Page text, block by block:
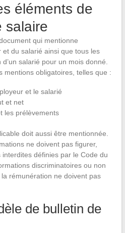
éléments de
salaire
qui mentionne
et du salarié ainsi que tous les
salarié pour un mois donné.
mentions obligatoires, telles que :
et le salarié
et net
les prélèvements
doit aussi être mentionnée.
ne doivent pas figurer,
définies par le Code du
discriminatoires ou non
rémunération ne doivent pas
de bulletin de